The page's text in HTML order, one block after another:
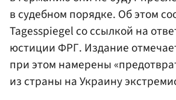
в судебном порядке. Об этом
Tagesspiegel со ссылкой на
юстиции ФРГ. Издание
при этом намерены
из страны на Украину